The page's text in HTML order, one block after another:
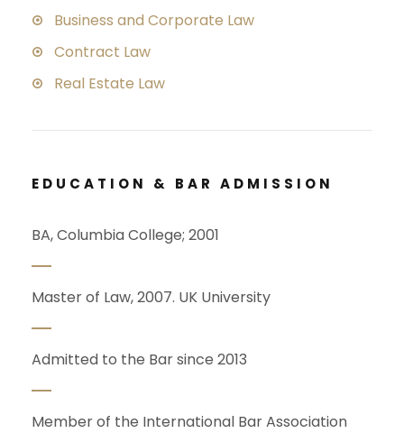
Business and Corporate Law
Contract Law
Real Estate Law
EDUCATION & BAR ADMISSION
BA, Columbia College; 2001
Master of Law, 2007. UK University
Admitted to the Bar since 2013
Member of the International Bar Association